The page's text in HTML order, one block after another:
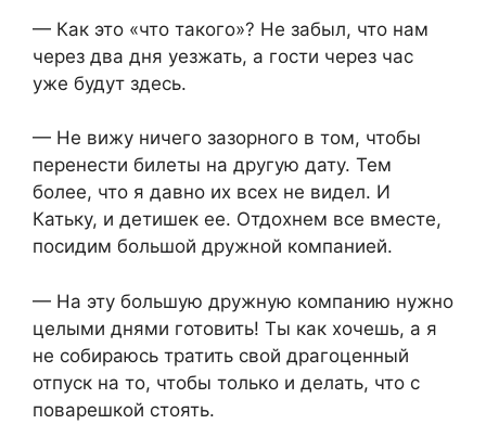
— Как это «что такого»? Не забыл, что нам
через два дня уезжать, а гости через час
уже будут здесь.
— Не вижу ничего зазорного в том, чтобы
перенести билеты на другую дату. Тем
более, что я давно их всех не видел. И
Катьку, и детишек ее. Отдохнем все вместе,
посидим большой дружной компанией.
— На эту большую дружную компанию нужно
целыми днями готовить! Ты как хочешь, а я
не собираюсь тратить свой драгоценный
отпуск на то, чтобы только и делать, что с
поварешкой стоять.